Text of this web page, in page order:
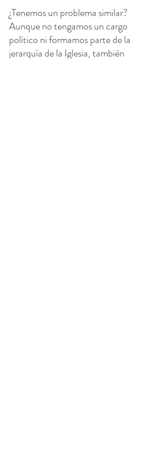
¿Tenemos un problema similar?
Aunque no tengamos un cargo
político ni formamos parte de la
jerarquía de la Iglesia, también